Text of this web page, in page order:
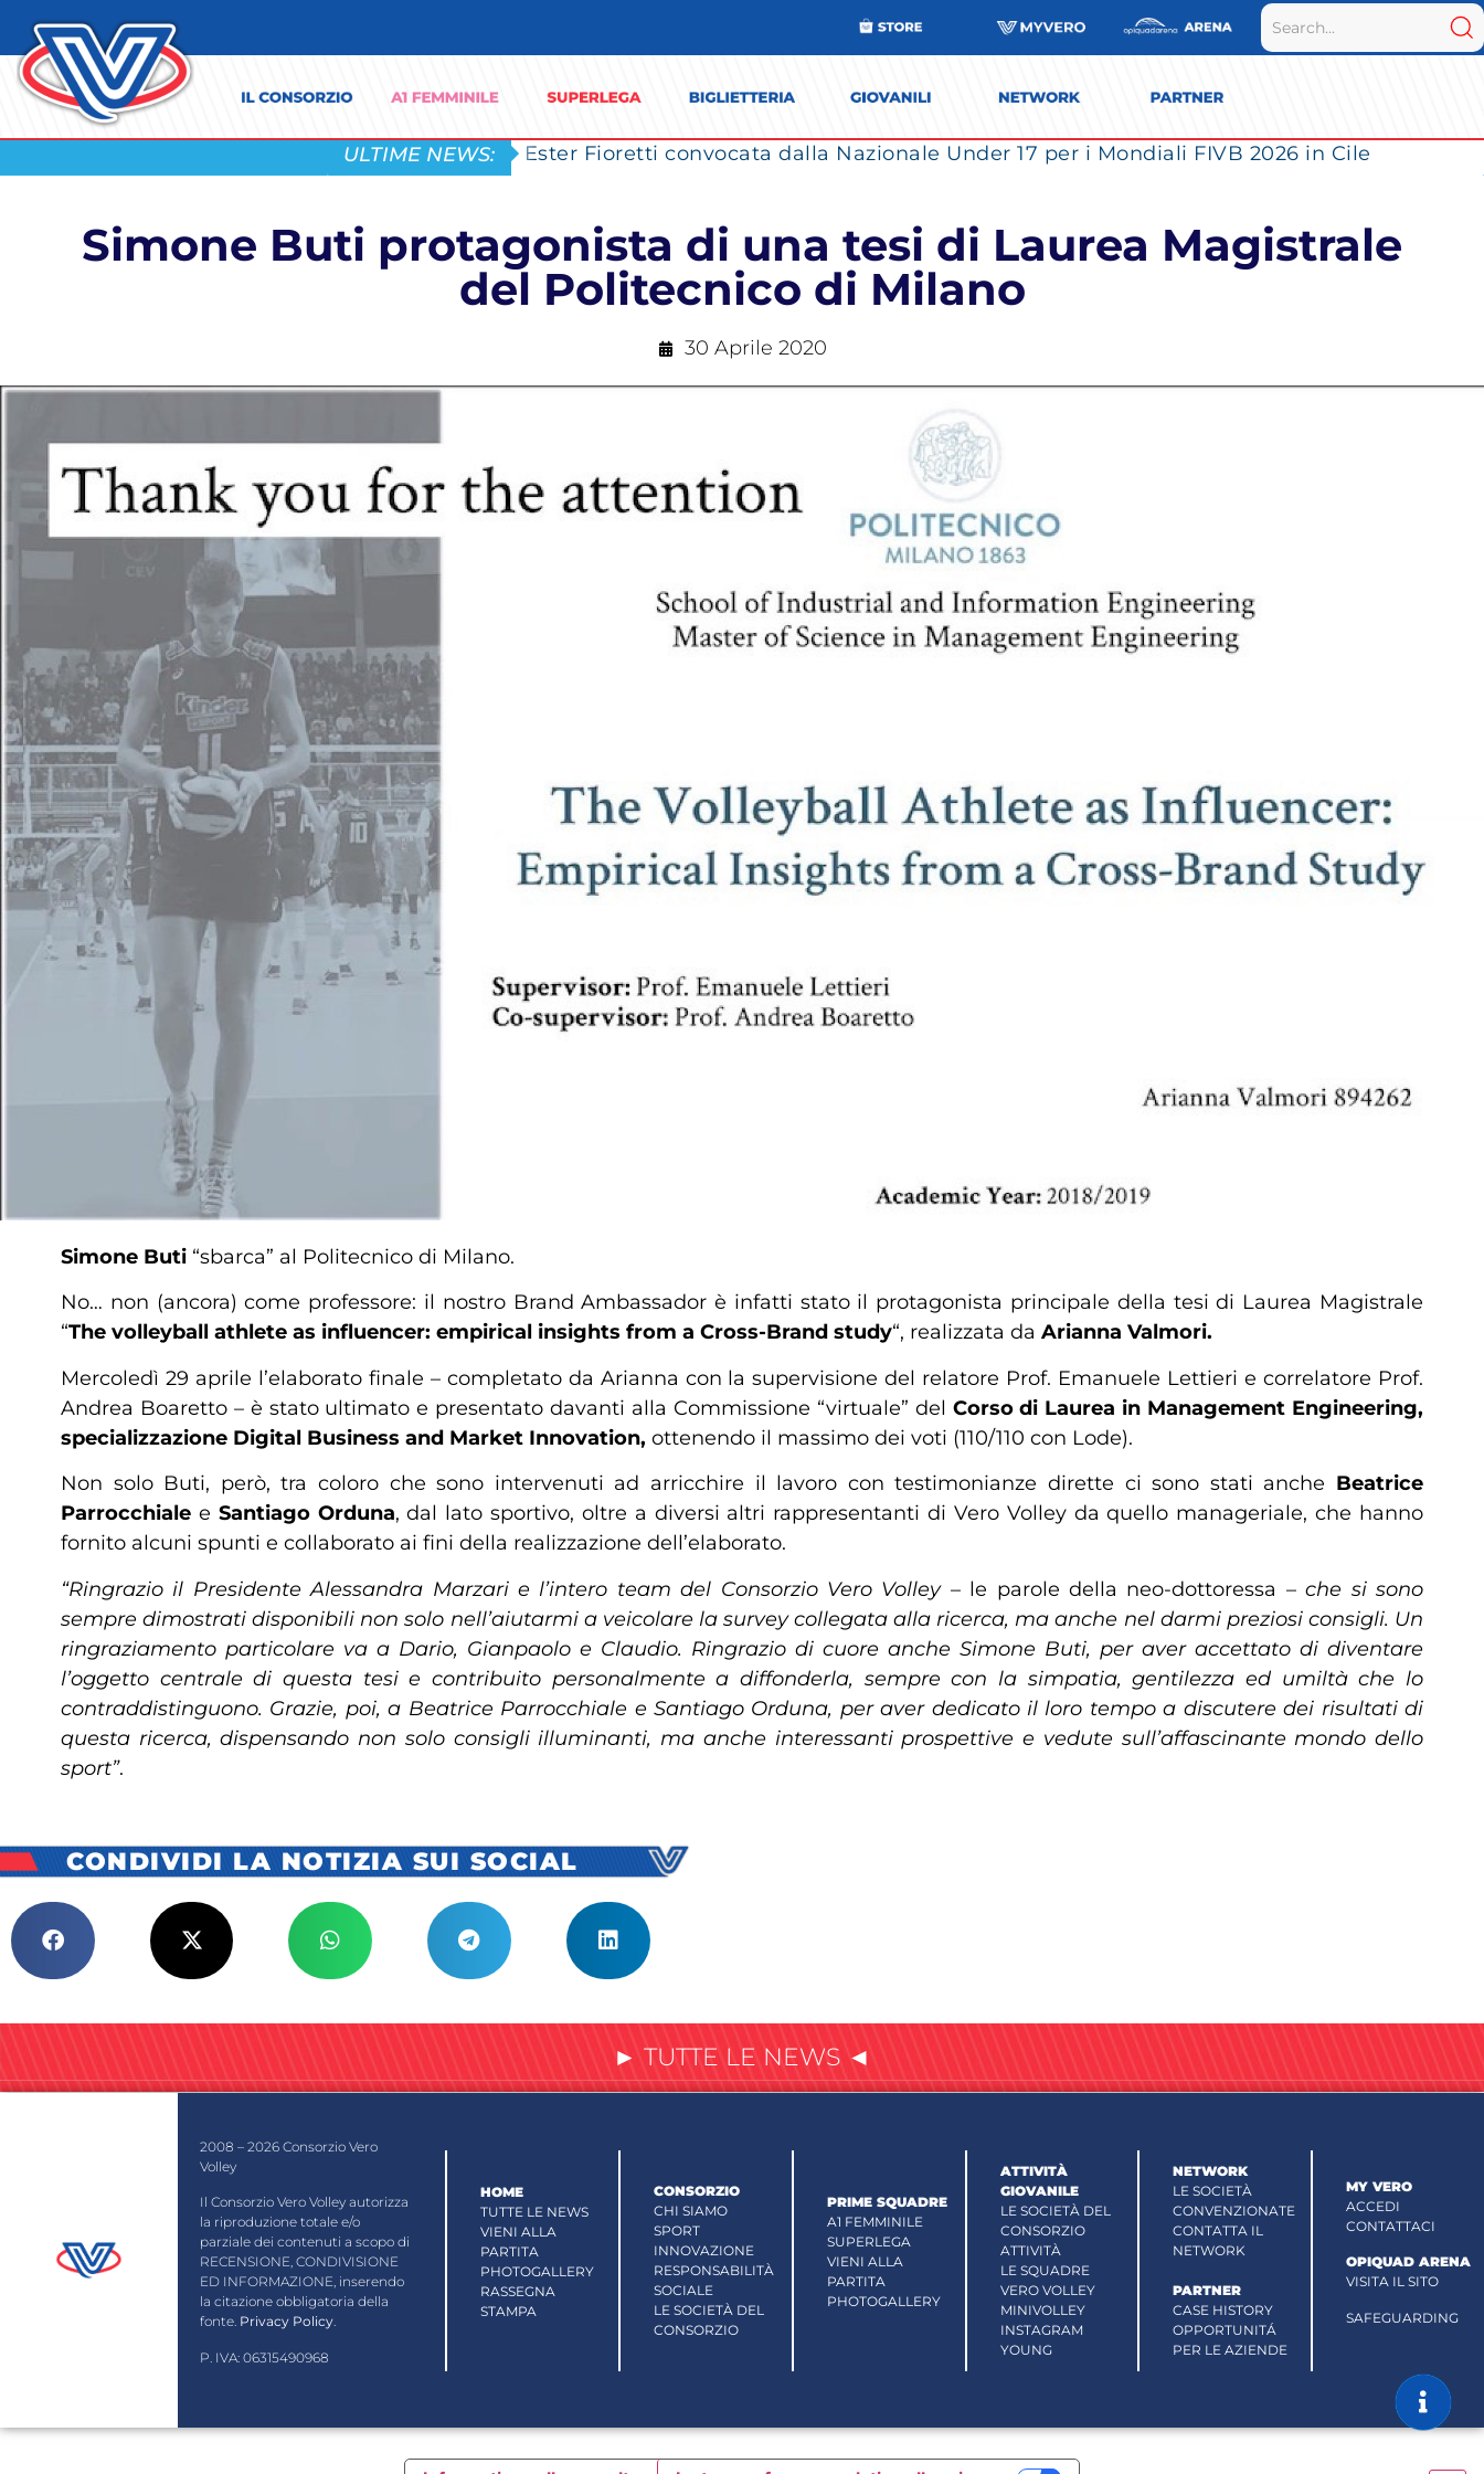
ULTIME NEWS: Ester Fioretti convocata dalla Nazionale Under 17 per i Mondiali FIVB 2026 in Cile
Simone Buti protagonista di una tesi di Laurea Magistrale
del Politecnico di Milano
30 Aprile 2020
Simone Buti “sbarca” al Politecnico di Milano.
No… non (ancora) come professore: il nostro Brand Ambassador è infatti stato il protagonista principale della tesi di Laurea Magistrale
“The volleyball athlete as influencer: empirical insights from a Cross-Brand study“, realizzata da Arianna Valmori.
Mercoledì 29 aprile l’elaborato finale – completato da Arianna con la supervisione del relatore Prof. Emanuele Lettieri e correlatore Prof.
Andrea Boaretto – è stato ultimato e presentato davanti alla Commissione “virtuale” del Corso di Laurea in Management Engineering,
specializzazione Digital Business and Market Innovation, ottenendo il massimo dei voti (110/110 con Lode).
Non solo Buti, però, tra coloro che sono intervenuti ad arricchire il lavoro con testimonianze dirette ci sono stati anche Beatrice
Parrocchiale e Santiago Orduna, dal lato sportivo, oltre a diversi altri rappresentanti di Vero Volley da quello manageriale, che hanno
fornito alcuni spunti e collaborato ai fini della realizzazione dell’elaborato.
“Ringrazio il Presidente Alessandra Marzari e l’intero team del Consorzio Vero Volley– le parole della neo-dottoressa –che si sono
sempre dimostrati disponibili non solo nell’aiutarmi a veicolare la survey collegata alla ricerca, ma anche nel darmi preziosi consigli. Un
ringraziamento particolare va a Dario, Gianpaolo e Claudio. Ringrazio di cuore anche Simone Buti, per aver accettato di diventare
l’oggetto centrale di questa tesi e contribuito personalmente a diffonderla, sempre con la simpatia, gentilezza ed umiltà che lo
contraddistinguono. Grazie, poi, a Beatrice Parrocchiale e Santiago Orduna, per aver dedicato il loro tempo a discutere dei risultati di
questa ricerca, dispensando non solo consigli illuminanti, ma anche interessanti prospettive e vedute sull’affascinante mondo dello
sport”.
CONDIVIDI LA NOTIZIA SUI SOCIAL
► TUTTE LE NEWS ◄
2008 – 2026 Consorzio Vero
Volley
Il Consorzio Vero Volley autorizza
la riproduzione totale e/o
parziale dei contenuti a scopo di
RECENSIONE, CONDIVISIONE
ED INFORMAZIONE, inserendo
la citazione obbligatoria della
fonte. Privacy Policy.
P. IVA: 06315490968
HOME
TUTTE LE NEWS
VIENI ALLA
PARTITA
PHOTOGALLERY
RASSEGNA
STAMPA
CONSORZIO
CHI SIAMO
SPORT
INNOVAZIONE
RESPONSABILITÀ
SOCIALE
LE SOCIETÀ DEL
CONSORZIO
PRIME SQUADRE
A1 FEMMINILE
SUPERLEGA
VIENI ALLA
PARTITA
PHOTOGALLERY
ATTIVITÀ
GIOVANILE
LE SOCIETÀ DEL
CONSORZIO
ATTIVITÀ
LE SQUADRE
VERO VOLLEY
MINIVOLLEY
INSTAGRAM
YOUNG
NETWORK
LE SOCIETÀ
CONVENZIONATE
CONTATTA IL
NETWORK
PARTNER
CASE HISTORY
OPPORTUNITÁ
PER LE AZIENDE
MY VERO
ACCEDI
CONTATTACI
OPIQUAD ARENA
VISITA IL SITO
SAFEGUARDING